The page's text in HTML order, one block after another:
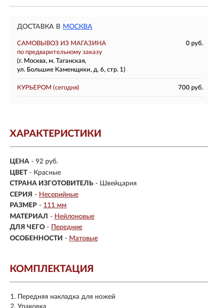
ДОСТАВКА В МОСКВА
САМОВЫВОЗ ИЗ МАГАЗИНА
0 руб.
по предварительному заказу
(г. Москва, м. Таганская,
ул. Большие Каменщики, д. 6, стр. 1)
КУРЬЕРОМ (сегодня) 700 руб.
ХАРАКТЕРИСТИКИ
ЦЕНА - 92 руб.
ЦВЕТ - Красные
СТРАНА ИЗГОТОВИТЕЛЬ - Швейцария
СЕРИЯ - Несерийные
РАЗМЕР - 111 мм
МАТЕРИАЛ - Нейлоновые
ДЛЯ ЧЕГО - Передние
ОСОБЕННОСТИ - Матовые
КОМПЛЕКТАЦИЯ
Передняя накладка для ножей
Упаковка